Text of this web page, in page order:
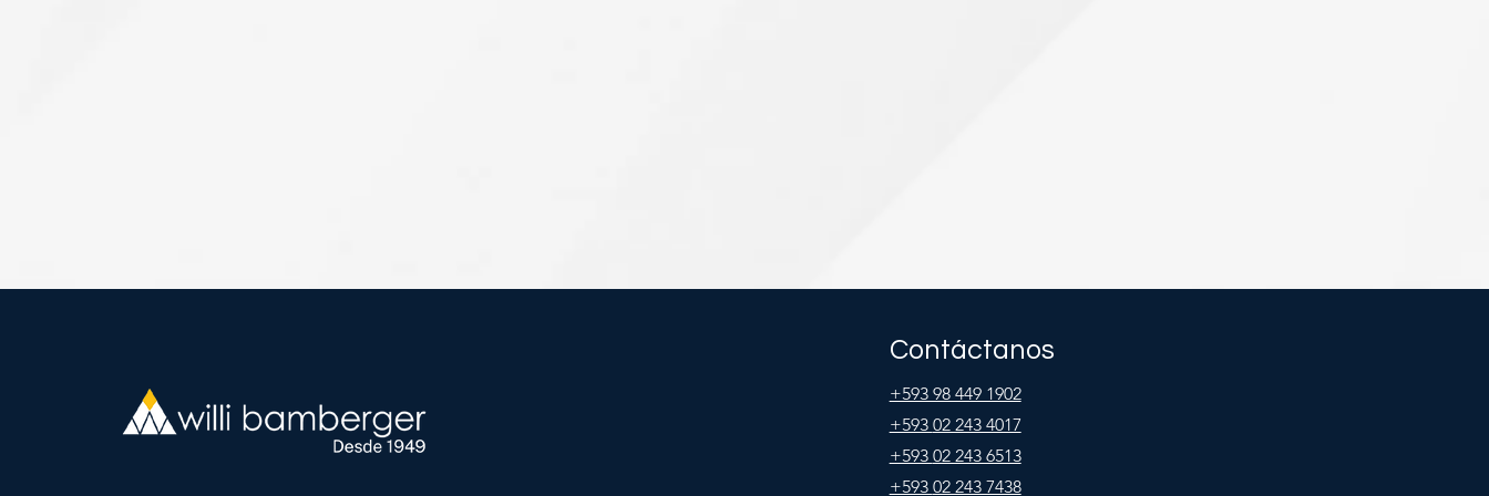
Contáctanos
+593 98 449 1902
+593 02 243 4017
+593 02 243 6513
+593 02 243 7438